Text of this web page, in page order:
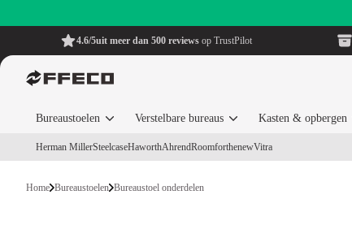
4.6/5uit meer dan 500 reviews op TrustPilot
Bureaustoelen Verstelbare bureaus Kasten & opbergen
Herman MillerSteelcaseHaworthAhrendRoomforthenewVitra
Home Bureaustoelen Bureaustoel onderdelen